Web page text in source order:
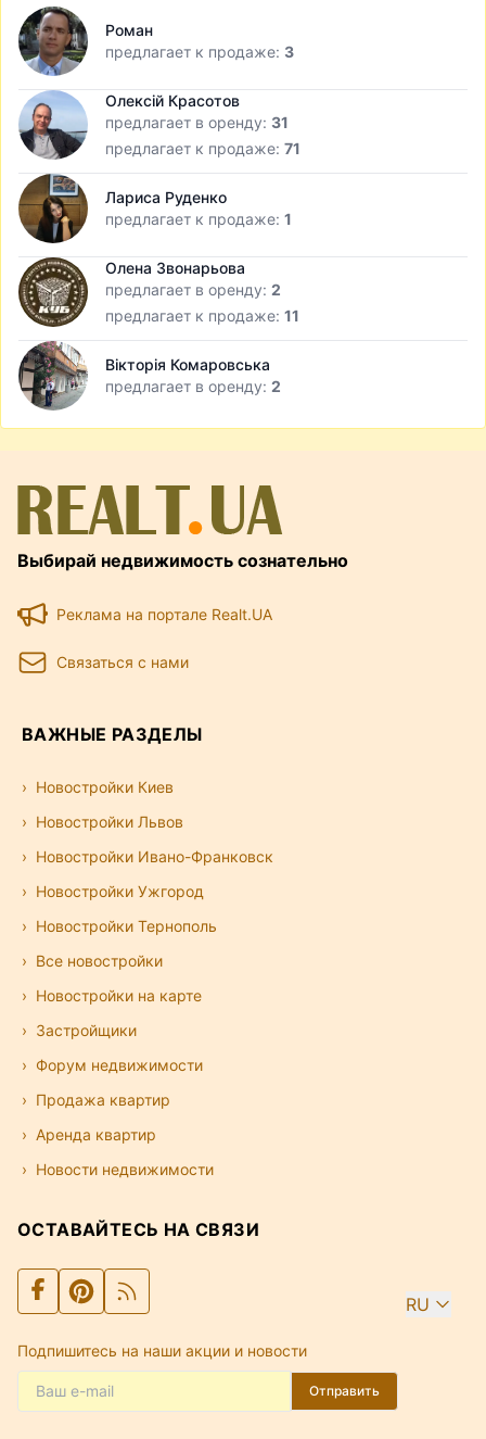
Роман
предлагает к продаже: 3
Олексій Красотов
предлагает в оренду: 31
предлагает к продаже: 71
Лариса Руденко
предлагает к продаже: 1
Олена Звонарьова
предлагает в оренду: 2
предлагает к продаже: 11
Вікторія Комаровська
предлагает в оренду: 2
Выбирай недвижимость сознательно
Реклама на портале Realt.UA
Связаться с нами
ВАЖНЫЕ РАЗДЕЛЫ
Новостройки Киев
Новостройки Львов
Новостройки Ивано-Франковск
Новостройки Ужгород
Новостройки Тернополь
Все новостройки
Новостройки на карте
Застройщики
Форум недвижимости
Продажа квартир
Аренда квартир
Новости недвижимости
ОСТАВАЙТЕСЬ НА СВЯЗИ
RU
Подпишитесь на наши акции и новости
Отправить